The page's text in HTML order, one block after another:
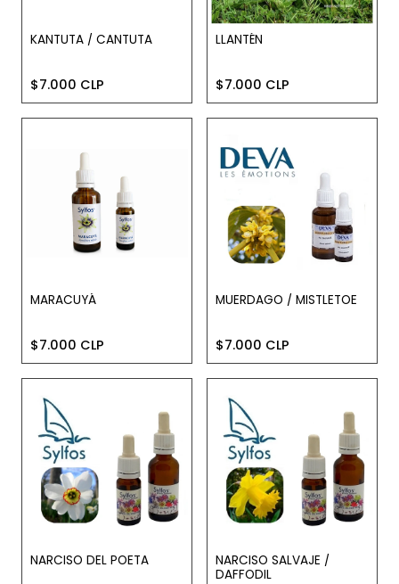
KANTUTA / CANTUTA
$7.000 CLP
LLANTÉN
$7.000 CLP
MARACUYÁ
$7.000 CLP
MUERDAGO / MISTLETOE
$7.000 CLP
NARCISO DEL POETA
NARCISO SALVAJE /
DAFFODIL